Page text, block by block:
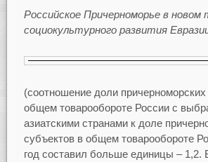
Российское Причерноморье в новом
социокультурного развития
(соотношение доли
общем товарообороте России с
азиатскими странами к доле
субъектов в общем товарообороте
год составил больше единицы – 1,2.